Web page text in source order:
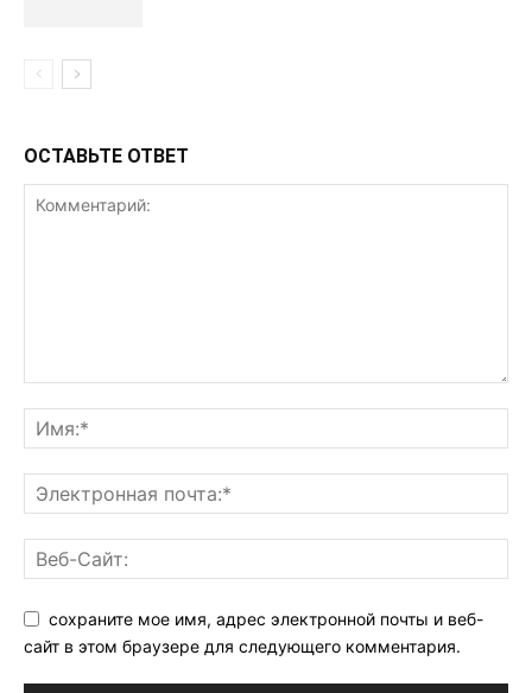
ОСТАВЬТЕ ОТВЕТ
сохраните мое имя, адрес электронной почты и веб-
сайт в этом браузере для следующего комментария.